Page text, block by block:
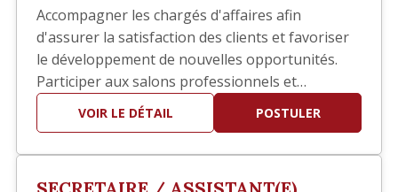
Accompagner les chargés d'affaires afin
d'assurer la satisfaction des clients et favoriser
le développement de nouvelles opportunités.
Participer aux salons professionnels et
développer votre réseau. Piloter les réponses
aux appels d'offres en collaboration avec les
VOIR LE DÉTAIL POSTULER